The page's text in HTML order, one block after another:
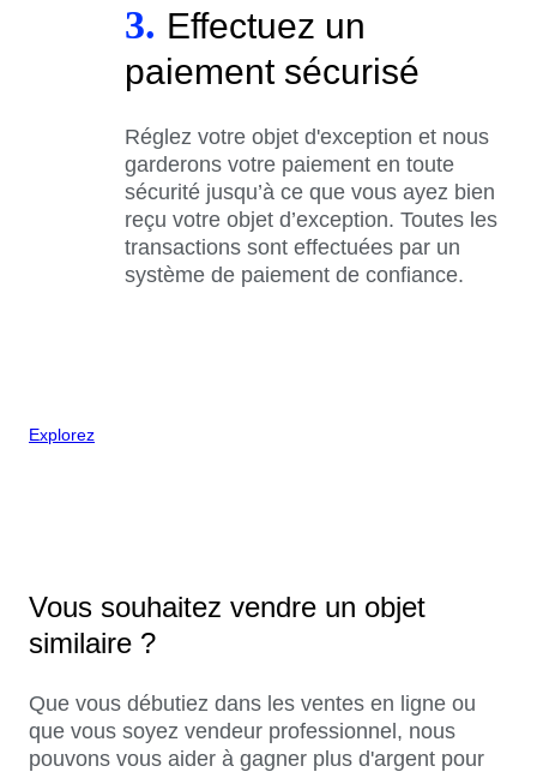
3. Effectuez un
paiement sécurisé
Réglez votre objet d'exception et nous
garderons votre paiement en toute
sécurité jusqu’à ce que vous ayez bien
reçu votre objet d’exception. Toutes les
transactions sont effectuées par un
système de paiement de confiance.
Explorez
Vous souhaitez vendre un objet
similaire ?
Que vous débutiez dans les ventes en ligne ou
que vous soyez vendeur professionnel, nous
pouvons vous aider à gagner plus d'argent pour